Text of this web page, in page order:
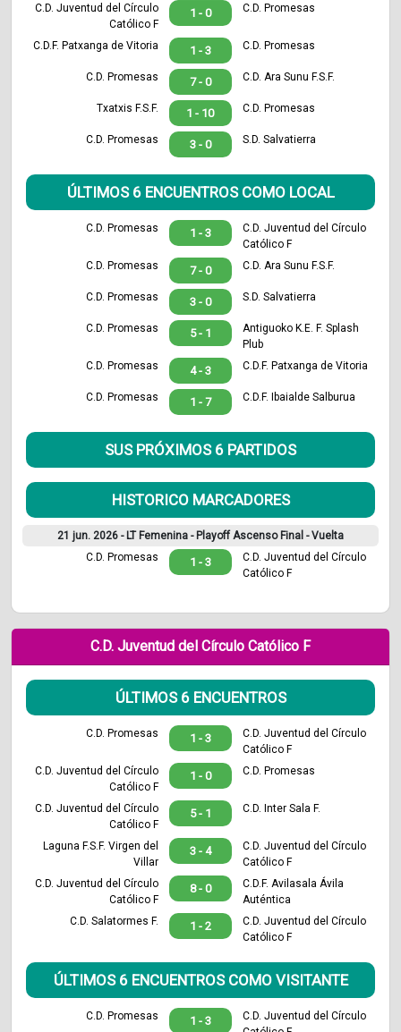
C.D. Juventud del Círculo
Católico F
1 - 0 C.D. Promesas
C.D.F. Patxanga de Vitoria 1 - 3 C.D. Promesas
C.D. Promesas 7 - 0 C.D. Ara Sunu F.S.F.
Txatxis F.S.F. 1 - 10 C.D. Promesas
C.D. Promesas 3 - 0 S.D. Salvatierra
ÚLTIMOS 6 ENCUENTROS COMO LOCAL
C.D. Promesas 1 - 3
C.D. Juventud del Círculo
Católico F
C.D. Promesas
7 - 0 C.D. Ara Sunu F.S.F.
C.D. Promesas 3 - 0 S.D. Salvatierra
C.D. Promesas 5 - 1
Antiguoko K.E. F. Splash
Plub
C.D. Promesas
4 - 3 C.D.F. Patxanga de Vitoria
C.D. Promesas 1 - 7 C.D.F. Ibaialde Salburua
SUS PRÓXIMOS 6 PARTIDOS
HISTORICO MARCADORES
21 jun. 2026 - LT Femenina - Playoff Ascenso Final - Vuelta
C.D. Promesas
1 - 3
C.D. Juventud del Círculo
Católico F
C.D. Juventud del Círculo Católico F
ÚLTIMOS 6 ENCUENTROS
C.D. Promesas 1 - 3
C.D. Juventud del Círculo
Católico F
C.D. Juventud del Círculo
Católico F
1 - 0 C.D. Promesas
C.D. Juventud del Círculo
Católico F
5 - 1 C.D. Inter Sala F.
Laguna F.S.F. Virgen del
Villar
3 - 4
C.D. Juventud del Círculo
Católico F
C.D. Juventud del Círculo
Católico F
8 - 0
C.D.F. Avilasala Ávila
Auténtica
C.D. Salatormes F.
1 - 2
C.D. Juventud del Círculo
Católico F
ÚLTIMOS 6 ENCUENTROS COMO VISITANTE
C.D. Promesas 1 - 3
C.D. Juventud del Círculo